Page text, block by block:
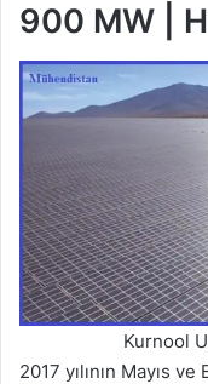
900 MW |
Kurnool
2017 yılının Mayıs